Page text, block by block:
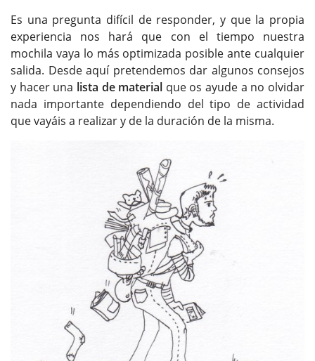
Es una pregunta difícil de responder, y que la propia
experiencia nos hará que con el tiempo nuestra
mochila vaya lo más optimizada posible ante cualquier
salida. Desde aquí pretendemos dar algunos consejos
y hacer una lista de material que os ayude a no olvidar
nada importante dependiendo del tipo de actividad
que vayáis a realizar y de la duración de la misma.